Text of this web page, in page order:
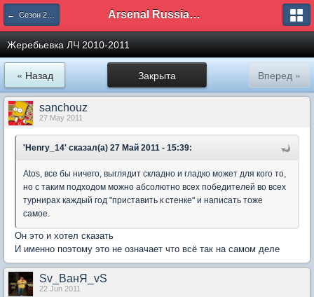
← Сезон 2010/11 Arsenal Russian Speaking Supporters Club
Жеребьевка ЛЧ 2010-2011
Закрыта
« Назад Вперед »
sanchouz
27 May 2011
'Henry_14' сказал(а) 27 Май 2011 - 15:39:
Atos, все бы ничего, выглядит складно и гладко может для кого то,
но с таким подходом можно абсолютно всех победителей во всех
турнирах каждый год "приставить к стенке" и написать тоже
самое.
Он это и хотел сказать
И именно поэтому это не означает что всё так на самом деле
Sv_ВанЯ_vS
22 Jun 2011